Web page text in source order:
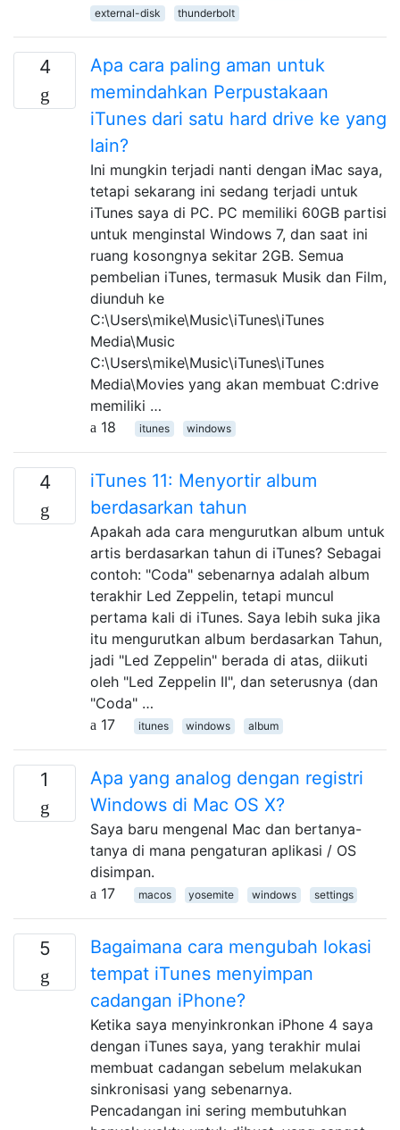
external-disk
thunderbolt
4
Apa cara paling aman untuk
memindahkan Perpustakaan
iTunes dari satu hard drive ke yang
lain?
Ini mungkin terjadi nanti dengan iMac saya,
tetapi sekarang ini sedang terjadi untuk
iTunes saya di PC. PC memiliki 60GB partisi
untuk menginstal Windows 7, dan saat ini
ruang kosongnya sekitar 2GB. Semua
pembelian iTunes, termasuk Musik dan Film,
diunduh ke
C:\Users\mike\Music\iTunes\iTunes
Media\Music
C:\Users\mike\Music\iTunes\iTunes
Media\Movies yang akan membuat C:drive
memiliki …
18
itunes windows
4
iTunes 11: Menyortir album
berdasarkan tahun
Apakah ada cara mengurutkan album untuk
artis berdasarkan tahun di iTunes? Sebagai
contoh: "Coda" sebenarnya adalah album
terakhir Led Zeppelin, tetapi muncul
pertama kali di iTunes. Saya lebih suka jika
itu mengurutkan album berdasarkan Tahun,
jadi "Led Zeppelin" berada di atas, diikuti
oleh "Led Zeppelin II", dan seterusnya (dan
"Coda" …
17
itunes windows album
1
Apa yang analog dengan registri
Windows di Mac OS X?
Saya baru mengenal Mac dan bertanya-
tanya di mana pengaturan aplikasi / OS
disimpan.
17
macos yosemite windows settings
5
Bagaimana cara mengubah lokasi
tempat iTunes menyimpan
cadangan iPhone?
Ketika saya menyinkronkan iPhone 4 saya
dengan iTunes saya, yang terakhir mulai
membuat cadangan sebelum melakukan
sinkronisasi yang sebenarnya.
Pencadangan ini sering membutuhkan